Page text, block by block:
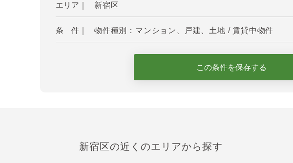
エリア｜ 新宿区
条 件｜ 物件種別：マンション、戸建、土地 / 賃貸中物件
この条件を保存する
新宿区の近くのエリアから探す